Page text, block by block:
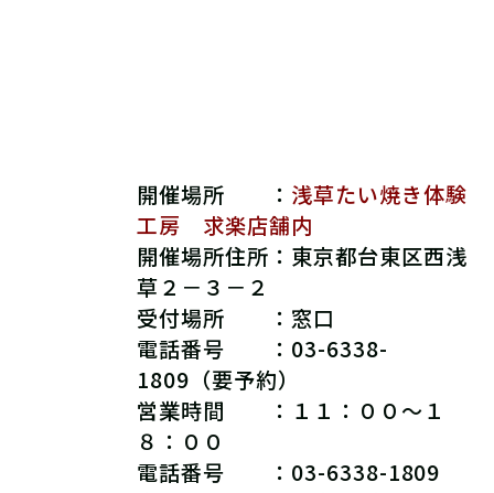
開催場所 ： 浅草たい焼き体験
工房 求楽店舗内
開催場所住所： 東京都台東区西浅
草２－３－２
受付場所 ： 窓口
電話番号 ：03-6338-
1809（要予約）
営業時間 ：１１：００～１
８：００
電話番号 ：03-6338-1809